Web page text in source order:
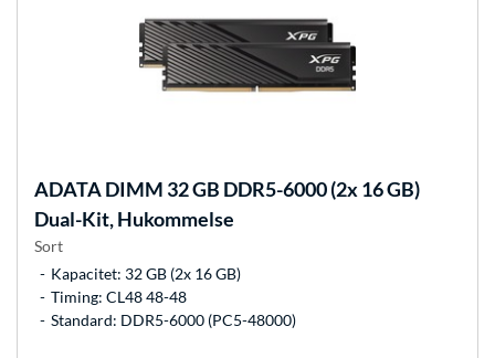
ADATADIMM 32 GB DDR5-6000 (2x 16 GB)
Dual-Kit, Hukommelse
Sort
Kapacitet: 32 GB (2x 16 GB)
Timing: CL48 48-48
Standard: DDR5-6000 (PC5-48000)